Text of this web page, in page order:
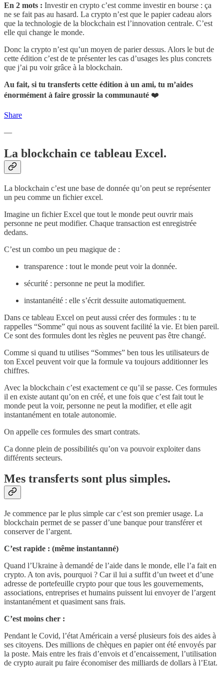
En 2 mots : Investir en crypto c’est comme investir en bourse : ça
ne se fait pas au hasard. La crypto n’est que le papier cadeau alors
que la technologie de la blockchain est l’innovation centrale. C’est
elle qui change le monde.
Donc la crypto n’est qu’un moyen de parier dessus. Alors le but de
cette édition c’est de te présenter les cas d’usages les plus concrets
que j’ai pu voir grâce à la blockchain.
Au fait, si tu transferts cette édition à un ami, tu m’aides
énormément à faire grossir la communauté ❤️
Share
—
La blockchain ce tableau Excel.
La blockchain c’est une base de donnée qu’on peut se représenter
un peu comme un fichier excel.
Imagine un fichier Excel que tout le monde peut ouvrir mais
personne ne peut modifier. Chaque transaction est enregistrée
dedans.
C’est un combo un peu magique de :
transparence : tout le monde peut voir la donnée.
sécurité : personne ne peut la modifier.
instantanéité : elle s’écrit dessuite automatiquement.
Dans ce tableau Excel on peut aussi créer des formules : tu te
rappelles “Somme” qui nous as souvent facilité la vie. Et bien pareil.
Ce sont des formules dont les règles ne peuvent pas être changé.
Comme si quand tu utilises “Sommes” ben tous les utilisateurs de
ton Excel peuvent voir que la formule va toujours additionner les
chiffres.
Avec la blockchain c’est exactement ce qu’il se passe. Ces formules
il en existe autant qu’on en créé, et une fois que c’est fait tout le
monde peut la voir, personne ne peut la modifier, et elle agit
instantanément en totale autonomie.
On appelle ces formules des smart contrats.
Ca donne plein de possibilités qu’on va pouvoir exploiter dans
différents secteurs.
Mes transferts sont plus simples.
Je commence par le plus simple car c’est son premier usage. La
blockchain permet de se passer d’une banque pour transférer et
conserver de l’argent.
C’est rapide : (même instantanné)
Quand l’Ukraine à demandé de l’aide dans le monde, elle l’a fait en
crypto. A ton avis, pourquoi ? Car il lui a suffit d’un tweet et d’une
adresse de portefeuille crypto pour que tous les gouvernements,
associations, entreprises et humains puissent lui envoyer de l’argent
instantanément et quasiment sans frais.
C’est moins cher :
Pendant le Covid, l’état Américain a versé plusieurs fois des aides à
ses citoyens. Des millions de chèques en papier ont été envoyés par
la poste. Mais entre les frais d’envois et d’encaissement, l’utilisation
de crypto aurait pu faire économiser des milliards de dollars à l’Etat.